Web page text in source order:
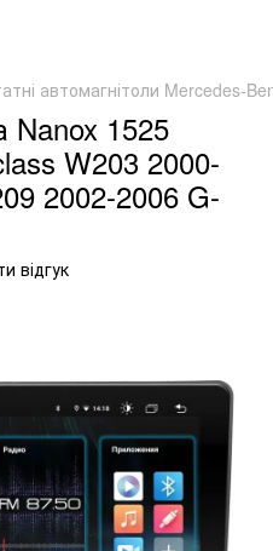
автомагнітоли Mercedes-
Nanox 1525
W203 2000-
2002-2006 G-
відгук